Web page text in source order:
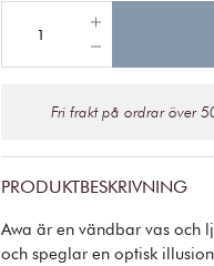
Fri frakt på ordrar över
PRODUKTBESKRIVNING
Awa är en vändbar vas och
och speglar en optisk